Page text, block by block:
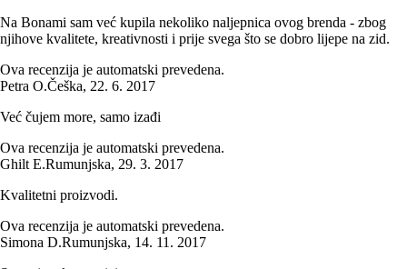
Na Bonami sam već kupila nekoliko naljepnica ovog brenda - zbog
njihove kvalitete, kreativnosti i prije svega što se dobro lijepe na zid.
Ova recenzija je automatski prevedena.
Petra O.Češka, 22. 6. 2017
Već čujem more, samo izađi
Ova recenzija je automatski prevedena.
Ghilt E.Rumunjska, 29. 3. 2017
Kvalitetni proizvodi.
Ova recenzija je automatski prevedena.
Simona D.Rumunjska, 14. 11. 2017